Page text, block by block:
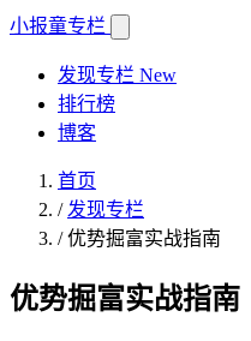
小报童专栏
发现专栏 New
排行榜
博客
首页
/ 发现专栏
/优势掘富实战指南
优势掘富实战指南